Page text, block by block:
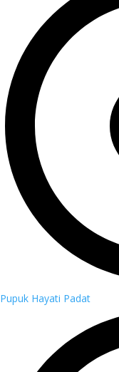
Pupuk Hayati Padat